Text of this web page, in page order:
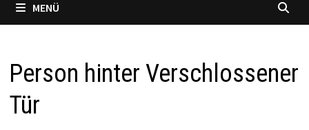
MENÜ
Person hinter Verschlossener
Tür